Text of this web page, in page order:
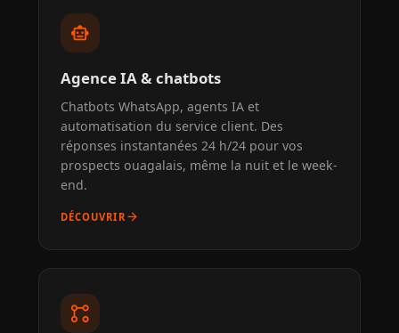
smart_toy
Agence IA & chatbots
Chatbots WhatsApp, agents IA et
automatisation du service client. Des
réponses instantanées 24 h/24 pour vos
prospects ouagalais, même la nuit et le week-
end.
DÉCOUVRIRarrow_forward
linked_services